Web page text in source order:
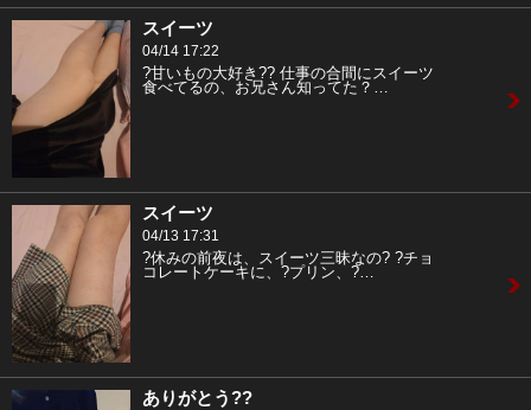
スイーツ
04/14 17:22
?甘いもの大好き?? 仕事の合間にスイーツ
食べてるの、お兄さん知ってた？…
スイーツ
04/13 17:31
?休みの前夜は、スイーツ三昧なの? ?チョ
コレートケーキに、?プリン、?…
ありがとう??